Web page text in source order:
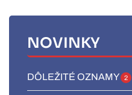
NOVINKY
DÔLEŽITÉ OZNAMY 2